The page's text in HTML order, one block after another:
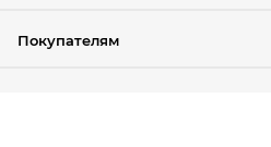
Покупателям